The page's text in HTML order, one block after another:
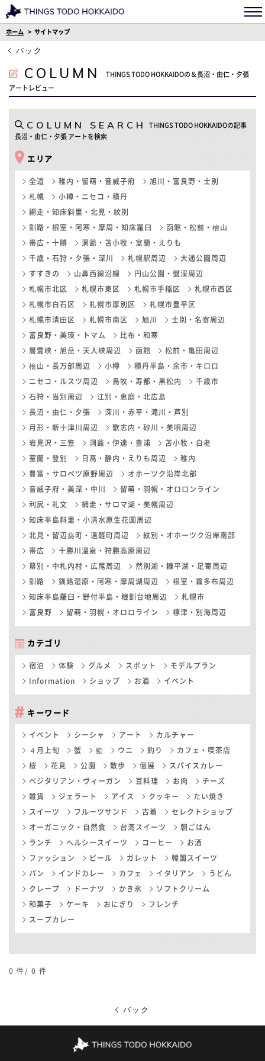
ホーム サイトマップ
バック
COLUMN THINGS TODO HOKKAIDOの＆長沼・由仁・夕張
アートレビュー
COLUMN SEARCH
THINGS TODO HOKKAIDOの記事
長沼・由仁・夕張 アートを検索
エリア
全道 稚内・留萌・音威子府 旭川・富良野・士別
札幌 小樽・ニセコ・積丹
網走・知床斜里・北見・紋別
釧路・根室・阿寒・摩周・知床羅臼 函館・松前・檜山
帯広・十勝 洞爺・苫小牧・室蘭・えりも
千歳・石狩・夕張・深川 札幌駅周辺 大通公園周辺
すすきの 山鼻西線沿線 円山公園・盤渓周辺
札幌市北区 札幌市東区 札幌市手稲区 札幌市西区
札幌市白石区 札幌市厚別区 札幌市豊平区
札幌市清田区 札幌市南区 旭川 士別・名寄周辺
富良野・美瑛・トマム 比布・和寒
層雲峡・旭岳・天人峡周辺 函館 松前・亀田周辺
檜山・長万部周辺 小樽 積丹半島・余市・キロロ
ニセコ・ルスツ周辺 島牧・寿都・黒松内 千歳市
石狩・当別周辺 江別・恵庭・北広島
長沼・由仁・夕張 深川・赤平・滝川・芦別
月形・新十津川周辺 歌志内・砂川・美唄周辺
岩見沢・三笠 洞爺・伊達・豊浦 苫小牧・白老
室蘭・登別 日高・静内・えりも周辺 稚内
豊富・サロベツ原野周辺 オホーツク沿岸北部
音威子府・美深・中川 留萌・羽幌・オロロンライン
利尻・礼文 網走・サロマ湖・美幌周辺
知床半島斜里・小清水原生花園周辺
北見・留辺蘂町・遠軽町周辺 紋別・オホーツク沿岸南部
帯広 十勝川温泉・狩勝高原周辺
幕別・中札内村・広尾周辺 然別湖・糠平湖・足寄周辺
釧路 釧路湿原・阿寒・摩周湖周辺 根室・霧多布周辺
知床半島羅臼・野付半島・根釧台地周辺 札幌市
富良野 留萌・羽幌・オロロライン 標津・別海周辺
カテゴリ
宿泊 体験 グルメ スポット モデルプラン
Information ショップ お酒 イベント
キーワード
イベント シーシャ アート カルチャー
４月上旬 蟹 鮨 ウニ 釣り カフェ・喫茶店
桜 花見 公園 散歩 個展 スパイスカレー
ベジタリアン・ヴィーガン 豆料理 お肉 チーズ
雑貨 ジェラート アイス クッキー たい焼き
スイーツ フルーツサンド 古着 セレクトショップ
オーガニック・自然食 台湾スイーツ 朝ごはん
ランチ ヘルシースイーツ コーヒー お酒
ファッション ビール ガレット 韓国スイーツ
パン インドカレー カフェ イタリアン うどん
クレープ ドーナツ かき氷 ソフトクリーム
和菓子 ケーキ おにぎり フレンチ
スープカレー
0 件/ 0 件
バック